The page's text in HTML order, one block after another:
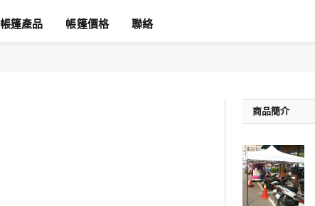
帳篷產品 帳篷價格 聯絡
商品簡介